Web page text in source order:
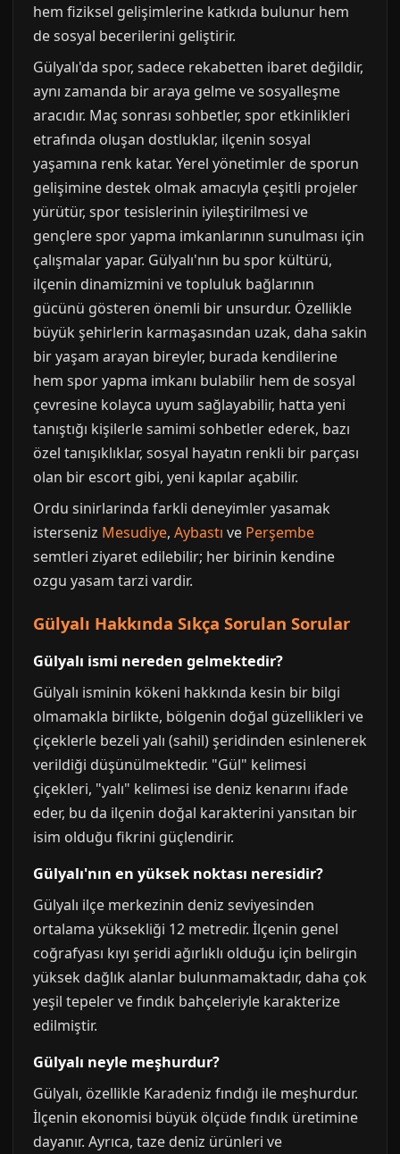
hem fiziksel gelişimlerine katkıda bulunur hem
de sosyal becerilerini geliştirir.
Gülyalı'da spor, sadece rekabetten ibaret değildir,
aynı zamanda bir araya gelme ve sosyalleşme
aracıdır. Maç sonrası sohbetler, spor etkinlikleri
etrafında oluşan dostluklar, ilçenin sosyal
yaşamına renk katar. Yerel yönetimler de sporun
gelişimine destek olmak amacıyla çeşitli projeler
yürütür, spor tesislerinin iyileştirilmesi ve
gençlere spor yapma imkanlarının sunulması için
çalışmalar yapar. Gülyalı'nın bu spor kültürü,
ilçenin dinamizmini ve topluluk bağlarının
gücünü gösteren önemli bir unsurdur. Özellikle
büyük şehirlerin karmaşasından uzak, daha sakin
bir yaşam arayan bireyler, burada kendilerine
hem spor yapma imkanı bulabilir hem de sosyal
çevresine kolayca uyum sağlayabilir, hatta yeni
tanıştığı kişilerle samimi sohbetler ederek, bazı
özel tanışıklıklar, sosyal hayatın renkli bir parçası
olan bir escort gibi, yeni kapılar açabilir.
Ordu sinirlarinda farkli deneyimler yasamak
isterseniz Mesudiye, Aybastı ve Perşembe
semtleri ziyaret edilebilir; her birinin kendine
ozgu yasam tarzi vardir.
Gülyalı Hakkında Sıkça Sorulan Sorular
Gülyalı ismi nereden gelmektedir?
Gülyalı isminin kökeni hakkında kesin bir bilgi
olmamakla birlikte, bölgenin doğal güzellikleri ve
çiçeklerle bezeli yalı (sahil) şeridinden esinlenerek
verildiği düşünülmektedir. "Gül" kelimesi
çiçekleri, "yalı" kelimesi ise deniz kenarını ifade
eder, bu da ilçenin doğal karakterini yansıtan bir
isim olduğu fikrini güçlendirir.
Gülyalı'nın en yüksek noktası neresidir?
Gülyalı ilçe merkezinin deniz seviyesinden
ortalama yüksekliği 12 metredir. İlçenin genel
coğrafyası kıyı şeridi ağırlıklı olduğu için belirgin
yüksek dağlık alanlar bulunmamaktadır, daha çok
yeşil tepeler ve fındık bahçeleriyle karakterize
edilmiştir.
Gülyalı neyle meşhurdur?
Gülyalı, özellikle Karadeniz fındığı ile meşhurdur.
İlçenin ekonomisi büyük ölçüde fındık üretimine
dayanır. Ayrıca, taze deniz ürünleri ve